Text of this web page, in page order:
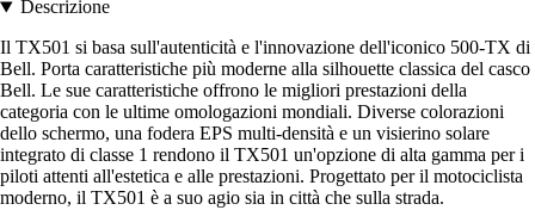
Descrizione
Il TX501 si basa sull'autenticità e l'innovazione dell'iconico 500-TX di
Bell. Porta caratteristiche più moderne alla silhouette classica del casco
Bell. Le sue caratteristiche offrono le migliori prestazioni della
categoria con le ultime omologazioni mondiali. Diverse colorazioni
dello schermo, una fodera EPS multi-densità e un visierino solare
integrato di classe 1 rendono il TX501 un'opzione di alta gamma per i
piloti attenti all'estetica e alle prestazioni. Progettato per il motociclista
moderno, il TX501 è a suo agio sia in città che sulla strada.